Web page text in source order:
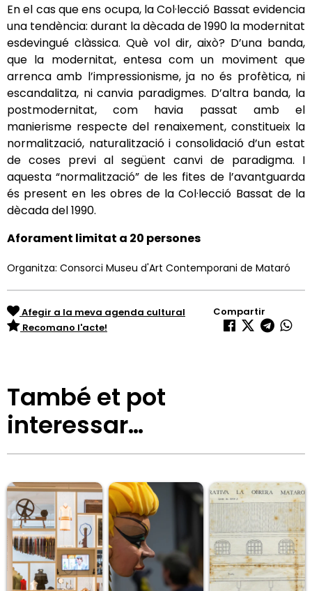
En el cas que ens ocupa, la Col·lecció Bassat evidencia
una tendència: durant la dècada de 1990 la modernitat
esdevingué clàssica. Què vol dir, això? D’una banda,
que la modernitat, entesa com un moviment que
arrenca amb l’impressionisme, ja no és profètica, ni
escandalitza, ni canvia paradigmes. D’altra banda, la
postmodernitat, com havia passat amb el
manierisme respecte del renaixement, constitueix la
normalització, naturalització i consolidació d’un estat
de coses previ al següent canvi de paradigma. I
aquesta “normalització” de les fites de l’avantguarda
és present en les obres de la Col·lecció Bassat de la
dècada del 1990.
Aforament limitat a 20 persones
Organitza: Consorci Museu d'Art Contemporani de Mataró
Afegir a la meva agenda cultural
Recomano l'acte!
Compartir
També et pot
interessar…